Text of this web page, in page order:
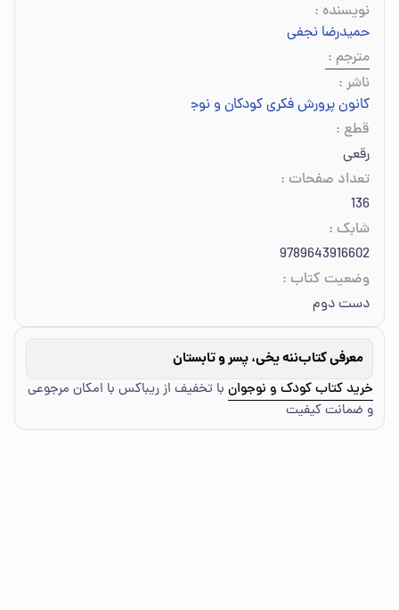
نویسنده :
حمیدرضا نجفی
مترجم :
ناشر :
کانون پرورش فکری کودکان و نوجوانان
قطع :
رقعی
تعداد صفحات :
136
شابک :
9789643916602
وضعیت کتاب :
دست دوم
معرفی کتابننه یخی، پسر و تابستان
خرید کتاب کودک و نوجوان با تخفیف از ریباکس با امکان مرجوعی
و ضمانت کیفیت